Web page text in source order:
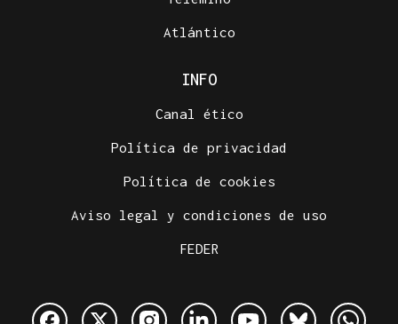
Atlántico
INFO
Canal ético
Política de privacidad
Política de cookies
Aviso legal y condiciones de uso
FEDER